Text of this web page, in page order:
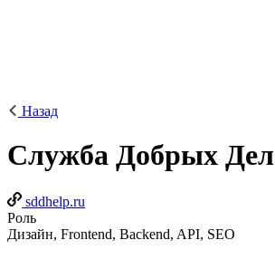
Назад
Служба Добрых Дел
sddhelp.ru
Роль
Дизайн, Frontend, Backend, API, SEO